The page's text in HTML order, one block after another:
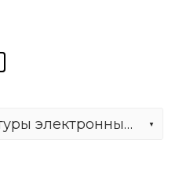
Регулятор температуры электронный ТЕРМ-2000